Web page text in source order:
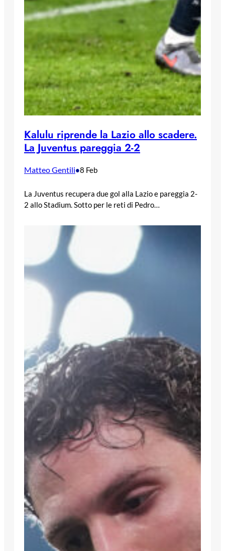
Kalulu riprende la Lazio allo scadere.
La Juventus pareggia 2-2
Matteo Gentili•8 Feb
La Juventus recupera due gol alla Lazio e pareggia 2-
2 allo Stadium. Sotto per le reti di Pedro…